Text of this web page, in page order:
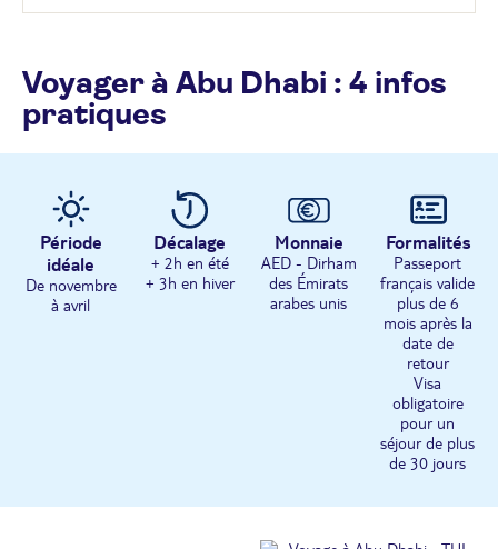
Voyager à Abu Dhabi : 4 infos
pratiques
Période
idéale
De novembre
à avril
Décalage
+ 2h en été
+ 3h en hiver
Monnaie
AED - Dirham
des Émirats
arabes unis
Formalités
Passeport
français valide
plus de 6
mois après la
date de
retour
Visa
obligatoire
pour un
séjour de plus
de 30 jours